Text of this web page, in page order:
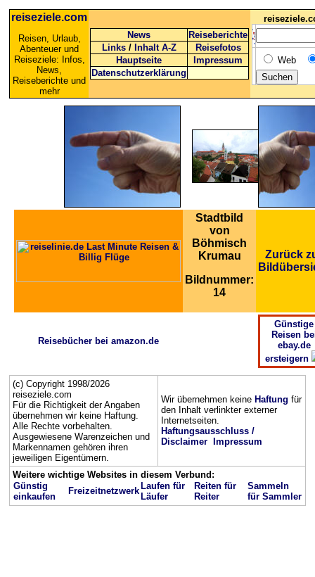
reiseziele.com
Reisen, Urlaub,
Abenteuer und
Reiseziele: Infos,
News,
Reiseberichte und
mehr
News
Reiseberichte
Links / Inhalt A-Z
Reisefotos
Hauptseite
Impressum
Datenschutzerklärung
Web
Stadtbild
von
Böhmisch
Krumau
Bildnummer:
14
Zurück
Reisebücher bei amazon.de
Günstige
Reisen
ebay.de
ersteigern
(c) Copyright 1998/2026
reiseziele.com
Für die Richtigkeit der Angaben
übernehmen wir keine Haftung.
Alle Rechte vorbehalten.
Ausgewiesene Warenzeichen und
Markennamen gehören ihren
jeweiligen Eigentümern.
Wir übernehmen keine Haftung für
den Inhalt verlinkter externer
Internetseiten.
Haftungsausschluss /
Disclaimer
Impressum
Weitere wichtige Websites in diesem Verbund:
Günstig
einkaufen
Freizeitnetzwerk Laufen für
Läufer
Reiten für
Reiter
Sammeln
für Sammler